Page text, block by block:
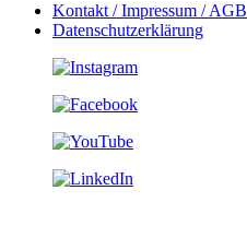
Kontakt / Impressum / AGB
Datenschutzerklärung